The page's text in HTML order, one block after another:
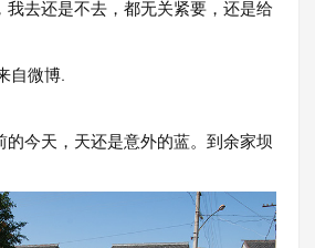
我去还是不去，都无关紧要，还是给
微博.
今天，天还是意外的蓝。到余家坝